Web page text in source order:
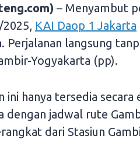
– Menyambut
KAI Daop 1 Jakarta
Perjalanan langsung
Yogyakarta (pp).
ini hanya tersedia
dengan jadwal rute
dari Stasiun